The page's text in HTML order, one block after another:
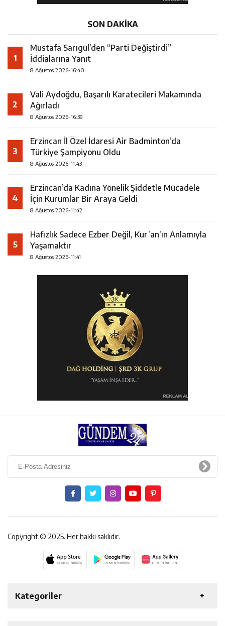
SON DAKİKA
1
Mustafa Sarıgül’den “Parti Değiştirdi”
İddialarına Yanıt
8 Ağustos 2026-16:40
2
Vali Aydoğdu, Başarılı Karatecileri Makamında
Ağırladı
8 Ağustos 2026-16:39
3
Erzincan İl Özel İdaresi Air Badminton’da
Türkiye Şampiyonu Oldu
8 Ağustos 2026-11:43
4
Erzincan’da Kadına Yönelik Şiddetle Mücadele
İçin Kurumlar Bir Araya Geldi
8 Ağustos 2026-11:42
5
Hafızlık Sadece Ezber Değil, Kur’an’ın Anlamıyla
Yaşamaktır
8 Ağustos 2026-11:41
Copyright © 2025. Her hakkı saklıdır.
Kategoriler